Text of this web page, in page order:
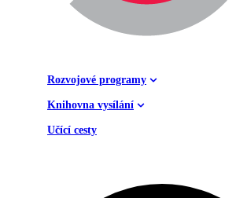
Rozvojové programy
Knihovna vysílání
Učící cesty